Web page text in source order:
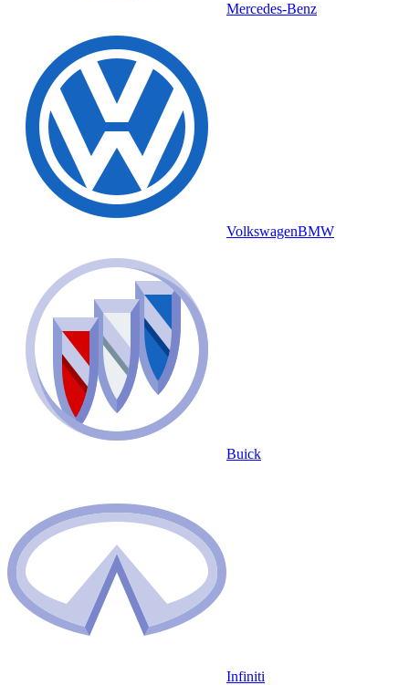
Mercedes-Benz
VolkswagenBMW
Buick
Infiniti